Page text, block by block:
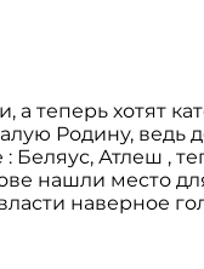
теперь хотят
Родину, ведь
Атлеш ,
нашли место
наверное